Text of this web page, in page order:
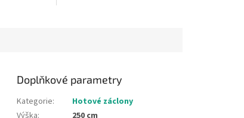
Doplňkové parametry
Kategorie:
Hotové záclony
Výška:
250 cm